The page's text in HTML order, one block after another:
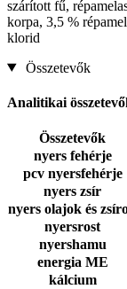
szárított fű,
korpa, 3,5 %
klorid
Összetevők
Analitikai
Összetevők
nyers fehérje
pcv nyersfehérje
nyers zsír
nyers olajok és
nyersrost
nyershamu
energia ME
kálcium